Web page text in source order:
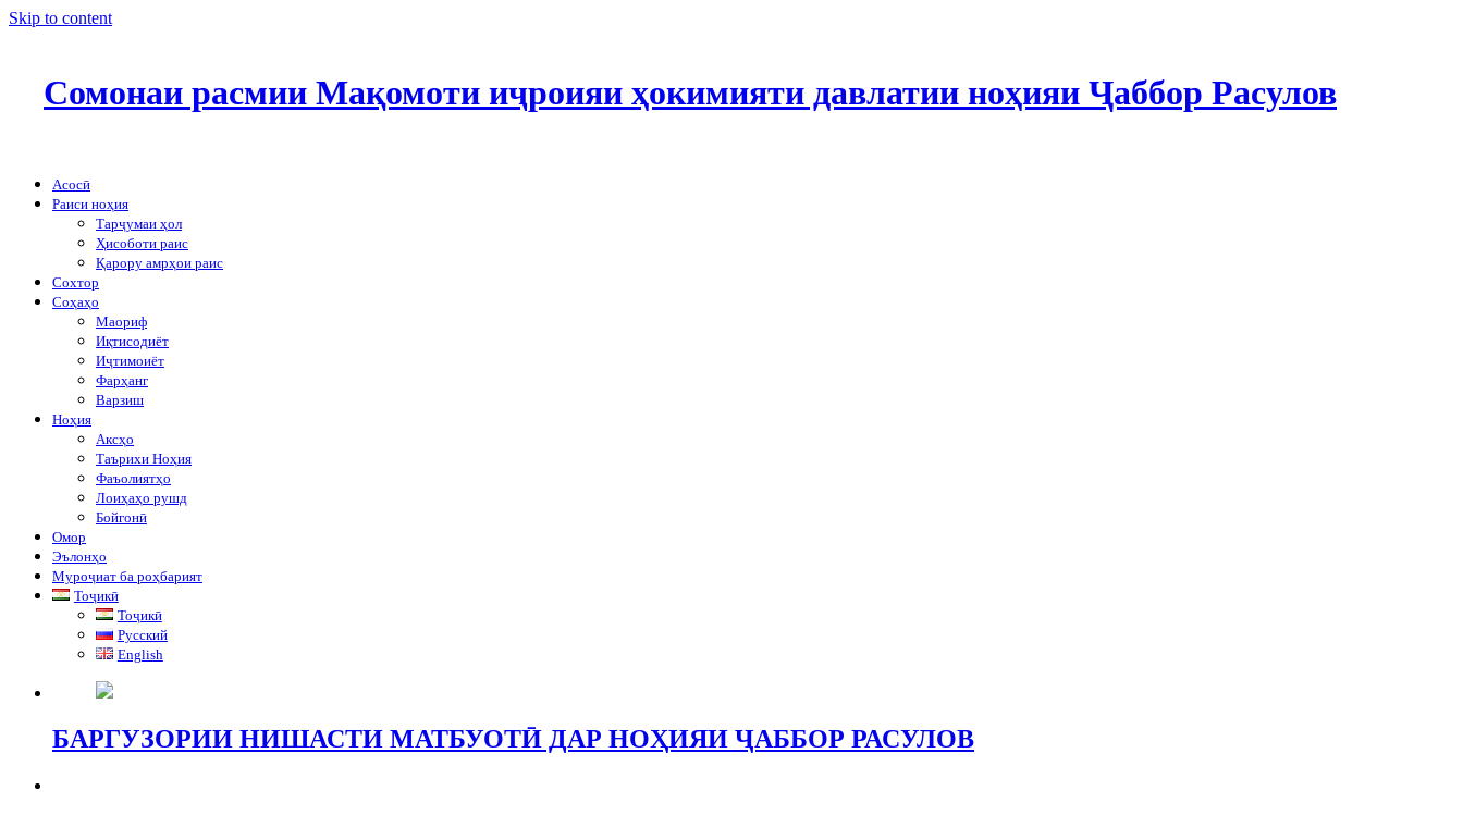
Skip to content
Сомонаи расмии Мақомоти иҷроияи ҳокимияти давлатии ноҳияи Ҷаббор Расулов
Асосӣ
Раиси ноҳия
Тарҷумаи ҳол
Ҳисоботи раис
Қарору амрҳои раис
Сохтор
Соҳаҳо
Маориф
Иқтисодиёт
Иҷтимоиёт
Фарҳанг
Варзиш
Ноҳия
Аксҳо
Таърихи Ноҳия
Фаъолиятҳо
Лоиҳаҳо рушд
Бойгонӣ
Омор
Эълонҳо
Муроҷиат ба роҳбарият
Тоҷикӣ
Тоҷикӣ
Русский
English
БАРГУЗОРИИ НИШАСТИ МАТБУОТӢ ДАР НОҲИЯИ ҶАББОР РАСУЛОВ